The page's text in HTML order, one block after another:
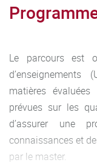
Le parcours est
d’enseignements
matières
prévues sur les
d’assurer une
connaissances et
par le master.